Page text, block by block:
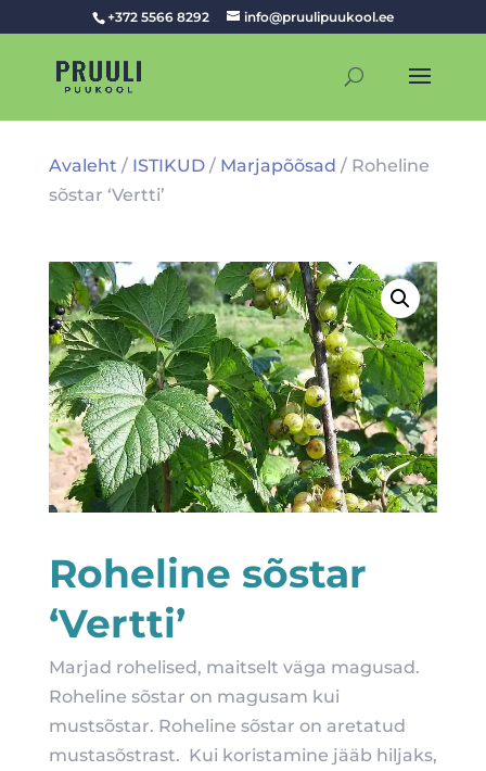
+372 5566 8292 info@pruulipuukool.ee
Avaleht / ISTIKUD/ Marjapõõsad / Roheline
sõstar ‘Vertti’
Roheline sõstar
‘Vertti’
Marjad rohelised, maitselt väga magusad.
Roheline sõstar on magusam kui
mustsõstar. Roheline sõstar on aretatud
mustasõstrast. Kui koristamine jääb hiljaks,